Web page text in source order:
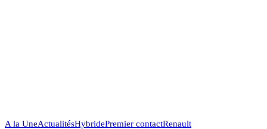
A la UneActualitésHybridePremier contactRenault